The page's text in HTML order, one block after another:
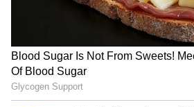
Toyota Urban Cruiser Hyryder
அர்பன் க்ரூஸர் ஹைரைடரில்
மற்றும் 137 என்எம் டார்க்கை